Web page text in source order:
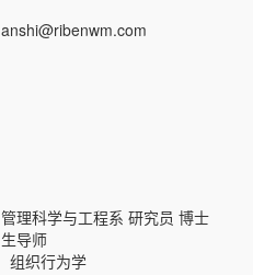
anshi@ribenwm.com
管理科学与工程系 研究员 博士
生导师
组织行为学